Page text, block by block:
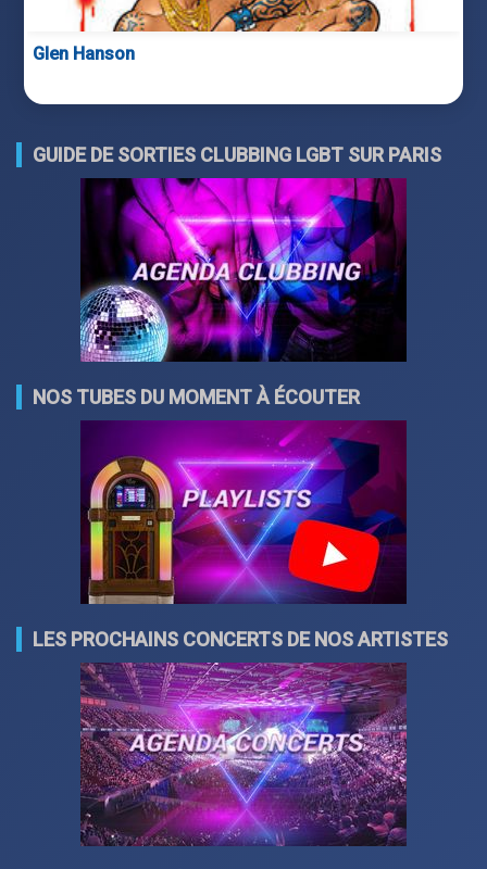
Glen Hanson
GUIDE DE SORTIES CLUBBING LGBT SUR PARIS
NOS TUBES DU MOMENT À ÉCOUTER
LES PROCHAINS CONCERTS DE NOS ARTISTES